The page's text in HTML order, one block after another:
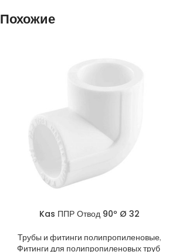
Похожие
Kas ППР Отвод 90º Ø 32
Трубы и фитинги полипропиленовые,
Фитинги для полипропиленовых труб